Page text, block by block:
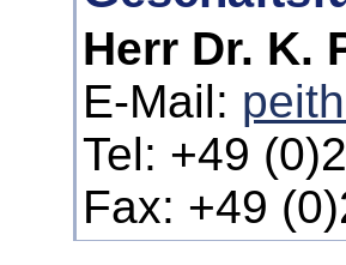
Herr Dr. K.
E-Mail:
Tel: +49
Fax: +49